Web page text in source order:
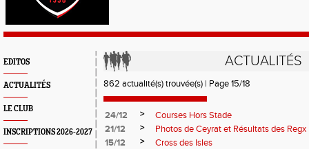
EDITOS
ACTUALITÉS
LE CLUB
INSCRIPTIONS 2026-2027
ACTUALITÉS
862 actualité(s) trouvée(s) | Page 15/18
24/12 >
Courses Hors Stade
21/12
>
Photos de Ceyrat et Résultats des Regx
15/12
>
Cross des Isles